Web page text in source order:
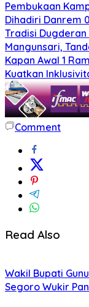
Pembukaan
Dihadiri Danrem
Tradisi Dugderan
Mangunsari,
Kapan Awal 1
Kuatkan
Comment
Read Also
Wakil Bupati
Segoro Wukir